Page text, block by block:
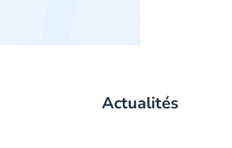
Actualités